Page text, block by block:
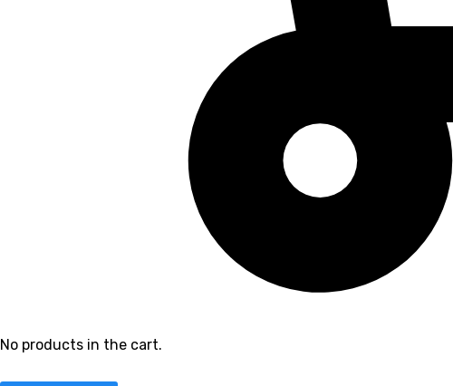
Rosenlew (Розенлев)
Samsung (Самсунг)
Sarma (Сарма)
Sharp (Шарп)
Shivaki (Шиваки)
Siemens (Сименс)
Skycold (Скайколд)
Snaige (Снайге)
No products in the cart.